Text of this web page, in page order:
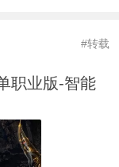
#转载
职业版-智能